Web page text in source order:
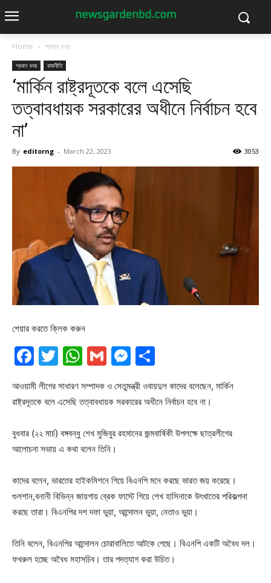
Home প্রধান খবর
প্রধান খবর রাজনীতি
‘মার্কিন রাষ্ট্রদূতকে বলে এসেছি
তত্বাবধায়ক সরকারের অধীনে নির্বাচন হবে
না’
By editorng - March 22, 2023 3053
শেয়ার করতে ক্লিক করুন
Facebook
Twitter
WhatsApp
GmailMessenger
আওয়ামী লীগের সাধারণ সম্পাদক ও সেতুমন্ত্রী ওবায়দুল কাদের বলেছেন, মার্কিন
রাষ্ট্রদূতকে বলে এসেছি তত্বাবধায়ক সরকারের অধীনে নির্বাচন হবে না।
বুধবার (২২ মার্চ) বঙ্গবন্ধু শেখ মুজিবুর রহমানের জন্মবার্ষিকী উপলক্ষে ছাত্রলীগের
আলোচনা সভায় এ কথা বলেন তিনি।
কাদের বলেন, ভারতের হাইকমিশনে গিয়ে বিএনপি মনে করছে ভারত জয় করেছে।
গুলশান,বনানী বিভিন্ন জায়গায় ব্রেক ফাস্টে গিয়ে শেখ হাসিনাকে উৎখাতের পরিকল্পনা
করছে তারা। বিএনপির দশ দফা ভুয়া, আন্দোলন ভুয়া, নেতাও ভুয়া।
তিনি বলেন, বিএনপির আন্দোলন চোরাবালিতে আটকে গেছে। বিএনপি একটি অবৈধ দল।
ফখরুল হচ্ছে অবৈধ মহাসচিব। তার পদত্যাগ করা উচিত।